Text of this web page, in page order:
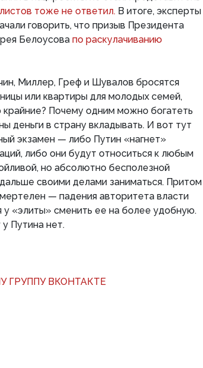
тоже не ответил. В итоге, эксперты
говорить, что призыв Президента
Белоусова по раскулачиванию
Миллер, Греф и Шувалов бросятся
или квартиры для молодых семей,
крайние? Почему одним можно богатеть
деньги в страну вкладывать. И вот тут
экзамен — либо Путин «нагнет»
либо они будут относиться к любым
но абсолютно бесполезной
своими делами заниматься. Притом
— падения авторитета власти
«элиты» сменить ее на более удобную.
Путина нет.
ГРУППУ ВКОНТАКТЕ